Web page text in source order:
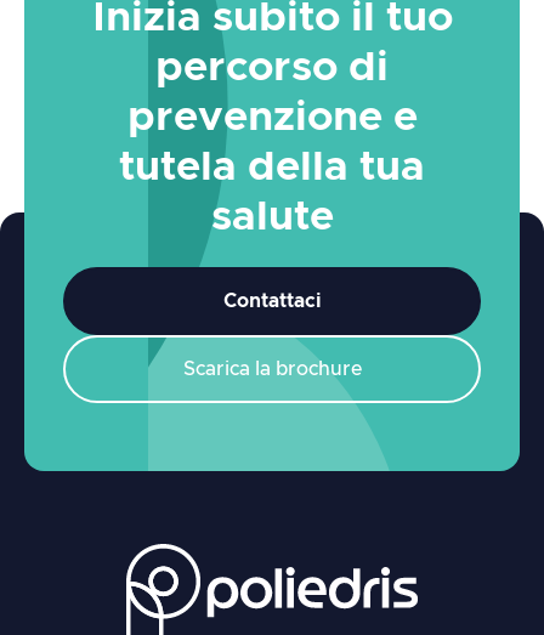
Inizia subito il tuo
percorso di
prevenzione e
tutela della tua
salute
Contattaci
Scarica la brochure